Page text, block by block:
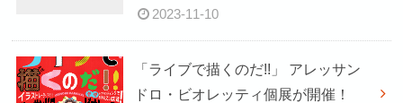
2023-11-10
「ライブで描くのだ!!」 アレッサン
ドロ・ビオレッティ個展が開催！